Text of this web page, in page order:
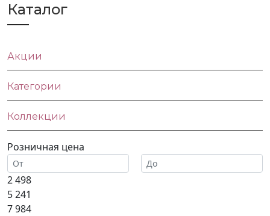
Каталог
Акции
Категории
Коллекции
Розничная цена
2 498
5 241
7 984